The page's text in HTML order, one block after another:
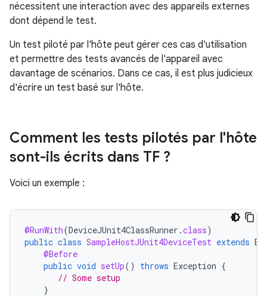
nécessitent une interaction avec des appareils externes
dont dépend le test.
Un test piloté par l'hôte peut gérer ces cas d'utilisation
et permettre des tests avancés de l'appareil avec
davantage de scénarios. Dans ce cas, il est plus judicieux
d'écrire un test basé sur l'hôte.
Comment les tests pilotés par l'hôte
sont-ils écrits dans TF ?
Voici un exemple :
@RunWith(DeviceJUnit4ClassRunner .class)
public class SampleHostJUnit4DeviceTest extends
@Before
public void setUp() throws Exception {
// Some setup
}